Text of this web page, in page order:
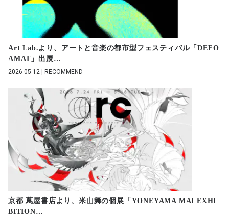
Art Lab.より、アートと音楽の都市型フェスティバル「DEFO
AMAT」出展…
2026-05-12 | RECOMMEND
京都 蔦屋書店より、米山舞の個展「YONEYAMA MAI EXHI
BITION…